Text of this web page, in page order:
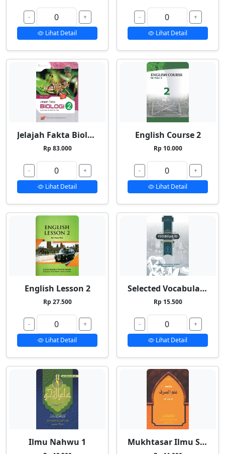
-
+
Lihat Detail
-
+
Lihat Detail
Jelajah Fakta Biologi 2
Rp 83.000
-
+
Lihat Detail
English Course 2
Rp 10.000
-
+
Lihat Detail
English Lesson 2
Rp 27.500
-
+
Lihat Detail
Selected Vocabularies 2
Rp 15.500
-
+
Lihat Detail
Ilmu Nahwu 1 Mukhtasar Ilmu Shorf